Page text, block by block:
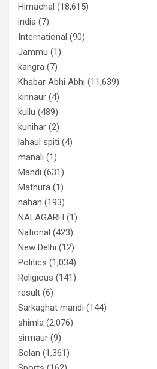
Himachal (18,615)
india (7)
International (90)
Jammu (1)
kangra (7)
Khabar Abhi Abhi (11,639)
kinnaur (4)
kullu (489)
kunihar (2)
lahaul spiti (4)
manali (1)
Mandi (631)
Mathura (1)
nahan (193)
NALAGARH (1)
National (423)
New Delhi (12)
Politics (1,034)
Religious (141)
result (6)
Sarkaghat mandi (144)
shimla (2,076)
sirmaur (9)
Solan (1,361)